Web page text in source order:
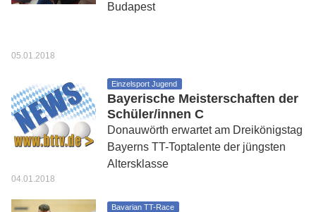
Budapest
05.01.2018
Einzelsport Jugend
Bayerische Meisterschaften der
Schüler/innen C
Donauwörth erwartet am Dreikönigstag
Bayerns TT-Toptalente der jüngsten
Altersklasse
04.01.2018
Bavarian TT-Race